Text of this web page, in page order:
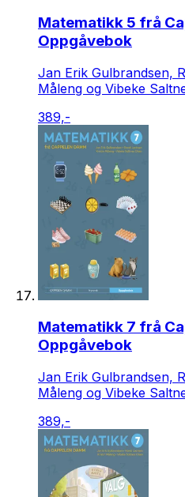
Matematikk 5 frå
Oppgåvebok
Jan Erik Gulbrandsen,
Måleng og Vibeke
389,-
Matematikk 7 frå
Oppgåvebok
Jan Erik Gulbrandsen,
Måleng og Vibeke
389,-